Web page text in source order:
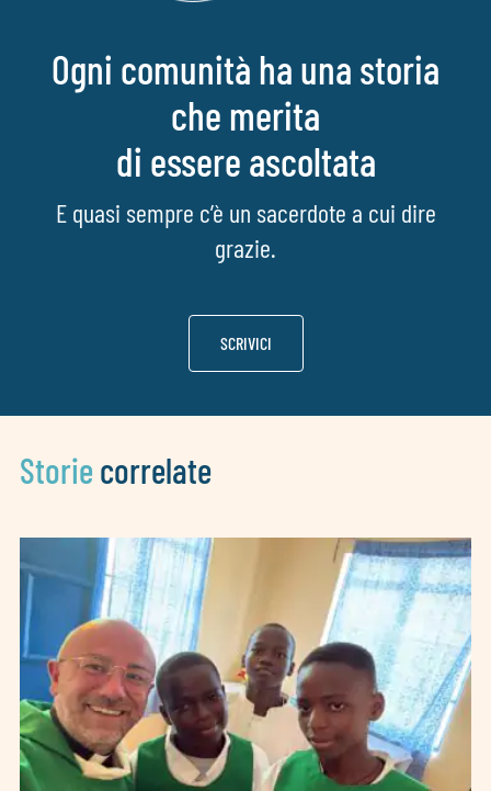
Ogni comunità ha una storia
che merita
di essere ascoltata
E quasi sempre c’è un sacerdote a cui dire
grazie.
SCRIVICI
Storie correlate